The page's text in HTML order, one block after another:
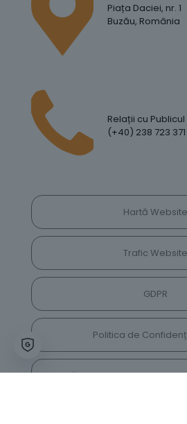
Piața Daciei, nr. 1
Buzău, România
Relații cu Publicul
(+40) 238 723 371
Hartă Website
Trafic Website
GDPR
Politica de
Vrei să lași feedback despre